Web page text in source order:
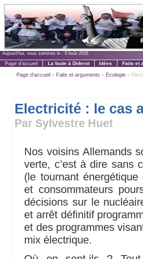
Aujourd'hui, nous sommes le : 8 Août 2026
Page d'accueil La faute à Diderot Idées Faits et
Page d'accueil » Faits et arguments » Ecologie »
Electricité : le cas
Par Sylvestre Huet
Nos voisins Allemands
verte, c’est à dire sans
(le tournant
et consommateurs
décisions sur le
et arrêt définitif
et des programmes
mix électrique.